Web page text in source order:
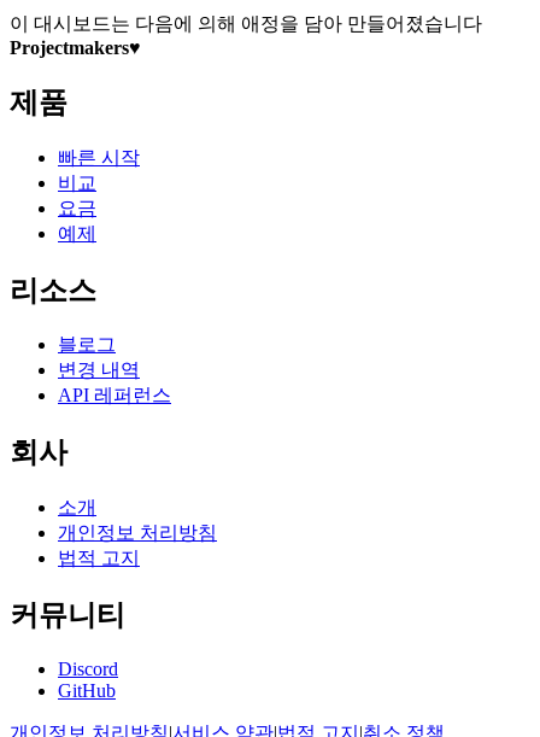
이 대시보드는 다음에 의해 애정을 담아 만들어졌습니다
Projectmakers♥
제품
빠른 시작
비교
요금
예제
리소스
블로그
변경 내역
API 레퍼런스
회사
소개
개인정보 처리방침
법적 고지
커뮤니티
Discord
GitHub
개인정보 처리방침|서비스 약관|법적 고지 |취소 정책